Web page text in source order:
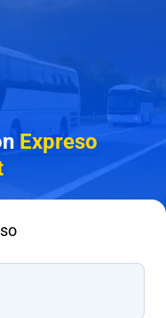
Expreso